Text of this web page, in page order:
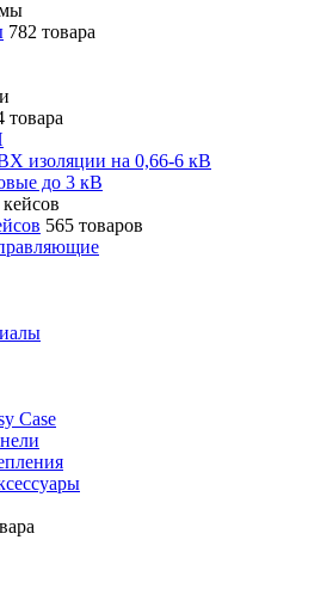
782 товара
товара
изоляции на 0,66-6 кВ
до 3 кВ
565 товаров
Case